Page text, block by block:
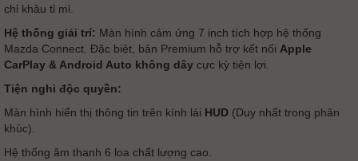
chỉ khâu tỉ mỉ.
Hệ thống giải trí: Màn hình cảm ứng 7 inch tích hợp hệ thống
Mazda Connect. Đặc biệt, bản Premium hỗ trợ kết nối Apple
CarPlay & Android Auto không dây cực kỳ tiện lợi.
Tiện nghi độc quyền:
Màn hình hiển thị thông tin trên kính lái HUD (Duy nhất trong phân
khúc).
Hệ thống âm thanh 6 loa chất lượng cao.